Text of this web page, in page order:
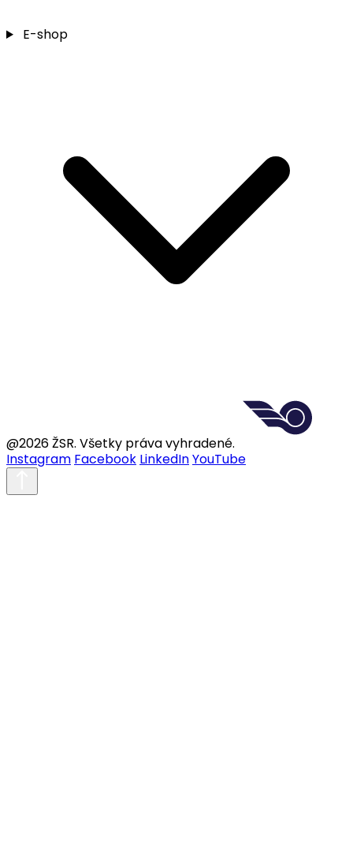
E-shop
@2026 ŽSR. Všetky práva vyhradené.
Instagram Facebook LinkedInYouTube